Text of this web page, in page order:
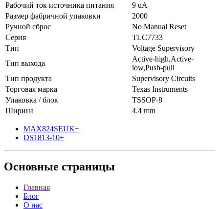
Рабочий ток источника питания
9 uA
Размер фабричной упаковки
2000
Ручной сброс
No Manual Reset
Серия
TLC7733
Тип
Voltage Supervisory
Тип выхода
Active-high,Active-
low,Push-pull
Тип продукта
Supervisory Circuits
Торговая марка
Texas Instruments
Упаковка / блок
TSSOP-8
Ширина
4.4 mm
MAX824SEUK+
DS1813-10+
Основные страницы
Главная
Блог
О нас